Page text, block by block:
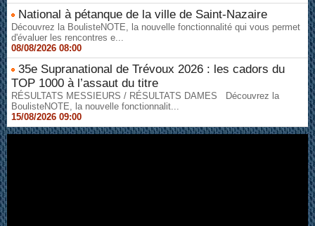
National à pétanque de la ville de Saint-Nazaire
Découvrez la BoulisteNOTE, la nouvelle fonctionnalité qui vous permet
d'évaluer les rencontres e...
08/08/2026 08:00
35e Supranational de Trévoux 2026 : les cadors du
TOP 1000 à l’assaut du titre
RÉSULTATS MESSIEURS / RÉSULTATS DAMES Découvrez la
BoulisteNOTE, la nouvelle fonctionnalit...
15/08/2026 09:00